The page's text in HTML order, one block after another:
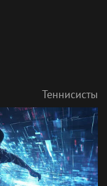
Теннисисты